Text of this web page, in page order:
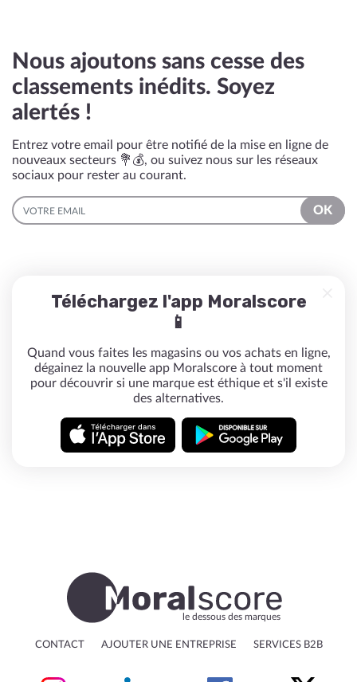
Nous ajoutons sans cesse des
classements inédits. Soyez
alertés !
Entrez votre email pour être notifié de la mise en ligne de
nouveaux secteurs 💐💰, ou suivez nous sur les réseaux
sociaux pour rester au courant.
EMAIL
OK
Téléchargez l'app Moralscore
📱
Quand vous faites les magasins ou vos achats en ligne,
dégainez la nouvelle app Moralscore à tout moment
pour découvrir si une marque est éthique et s'il existe
des alternatives.
le dessous des marques
CONTACT AJOUTER UNE ENTREPRISE SERVICES B2B